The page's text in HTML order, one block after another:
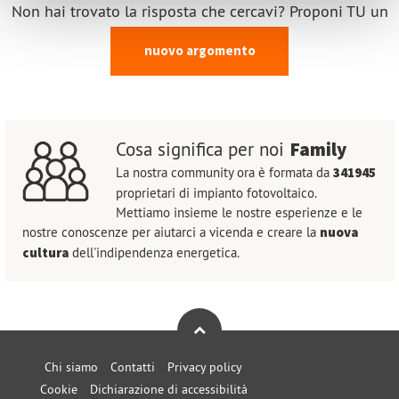
Non hai trovato la risposta che cercavi? Proponi TU un
nuovo argomento
Cosa significa per noi Family
La nostra community ora è formata da 341945
proprietari di impianto fotovoltaico.
Mettiamo insieme le nostre esperienze e le
nostre conoscenze per aiutarci a vicenda e creare la nuova
cultura dell'indipendenza energetica.
Chi siamo Contatti
Privacy policy
Cookie
Dichiarazione di accessibilità